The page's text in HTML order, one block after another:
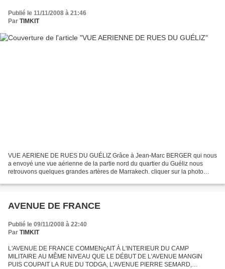
Publié le 11/11/2008 à 21:46
Par TIMKIT
VUE AERIENE DE RUES DU GUÉLIZ Grâce à Jean-Marc BERGER qui nous
a envoyé une vue aérienne de la partie nord du quartier du Guéliz nous
retrouvons quelques grandes artères de Marrakech. cliquer sur la photo
AVENUE DE FRANCE
Publié le 09/11/2008 à 22:40
Par TIMKIT
L'AVENUE DE FRANCE COMMENçAIT À L'INTERIEUR DU CAMP
MILITAIRE AU MÊME NIVEAU QUE LE DÉBUT DE L'AVENUE MANGIN
PUIS COUPAIT LA RUE DU TODGA, L'AVENUE PIERRE SEMARD,